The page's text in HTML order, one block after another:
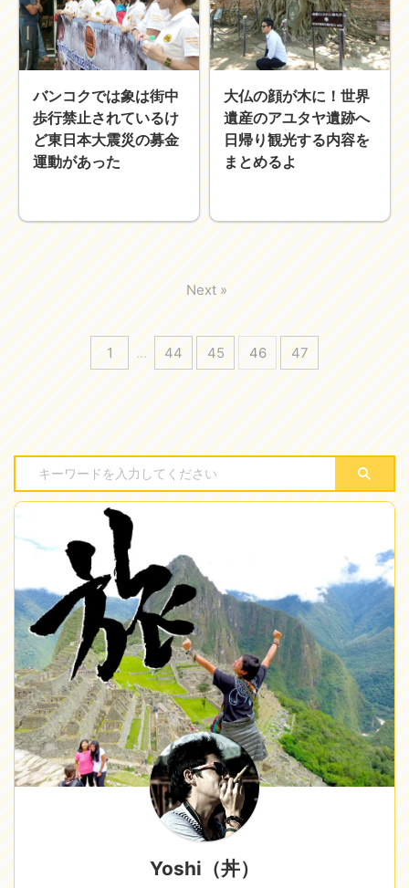
バンコクでは象は街中
歩行禁止されているけ
ど東日本大震災の募金
運動があった
大仏の顔が木に！世界
遺産のアユタヤ遺跡へ
日帰り観光する内容を
まとめるよ
1 … 44 45 46 47
Next »
Yoshi（丼）